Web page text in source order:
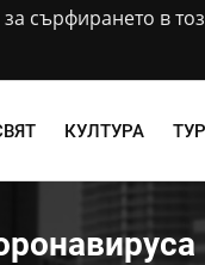
сърфирането в
КУЛТУРА